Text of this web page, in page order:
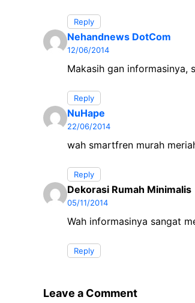
Reply
Nehandnews DotCom
12/06/2014
Makasih gan informasinya,
Reply
NuHape
22/06/2014
wah smartfren murah
Reply
Dekorasi Rumah Minimalis
05/11/2014
Wah informasinya sangat
Reply
Leave a Comment